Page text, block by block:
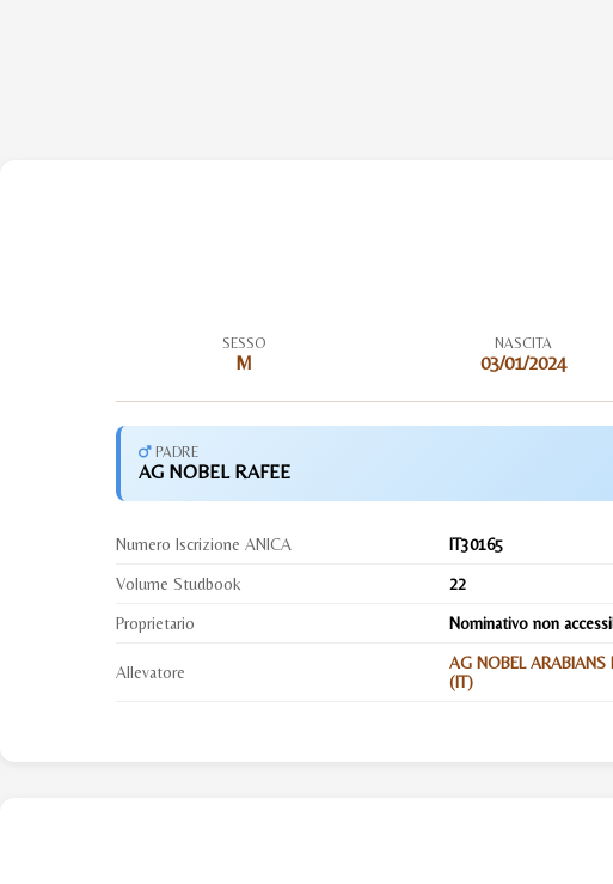
SESSO
M
NASCITA
03/01/2024
PADRE
AG NOBEL RAFEE
Numero Iscrizione ANICA IT30165
Volume Studbook 22
Proprietario Nominativo non
Allevatore
AG NOBEL ARABIANS
(IT)